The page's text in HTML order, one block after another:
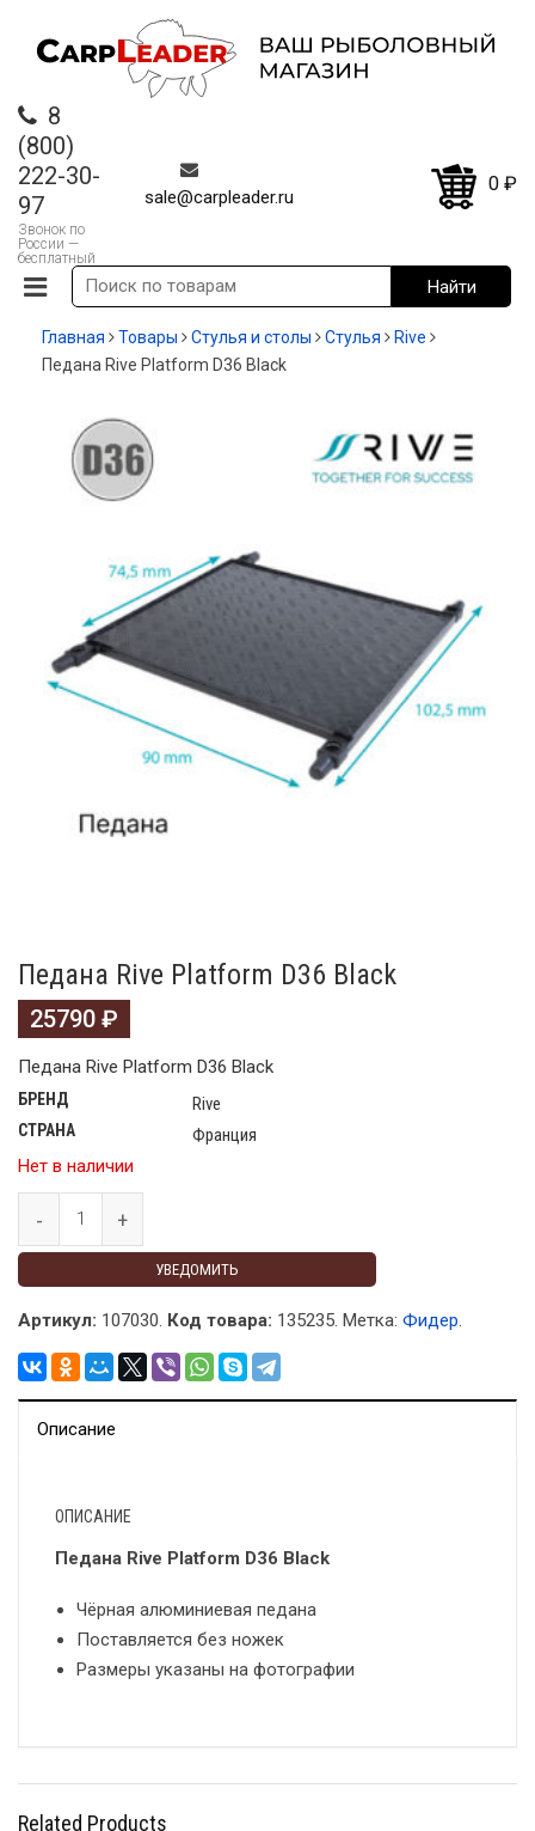
8
(800)
222-30-
97
Звонок по
России —
бесплатный
sale@carpleader.ru
0 ₽
Главная Товары Стулья и столы Стулья
Rive
Педана Rive Platform D36 Black
Педана Rive Platform D36 Black
25790 ₽
Педана Rive Platform D36 Black
БРЕНД Rive
СТРАНА
Франция
Нет в наличии
УВЕДОМИТЬ
Артикул: 107030. Код товара: 135235. Метка: Фидер.
Описание
ОПИСАНИЕ
Педана Rive Platform D36 Black
Чёрная алюминиевая педана
Поставляется без ножек
Размеры указаны на фотографии
Related Products